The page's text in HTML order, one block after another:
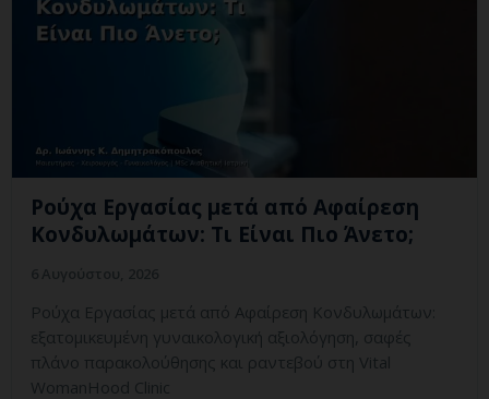
Ρούχα Εργασίας μετά από Αφαίρεση
Κονδυλωμάτων: Τι Είναι Πιο Άνετο;
Ρούχα Εργασίας μετά από Αφαίρεση Κονδυλωμάτων:
εξατομικευμένη γυναικολογική αξιολόγηση, σαφές
πλάνο παρακολούθησης και ραντεβού στη Vital
WomanHood Clinic